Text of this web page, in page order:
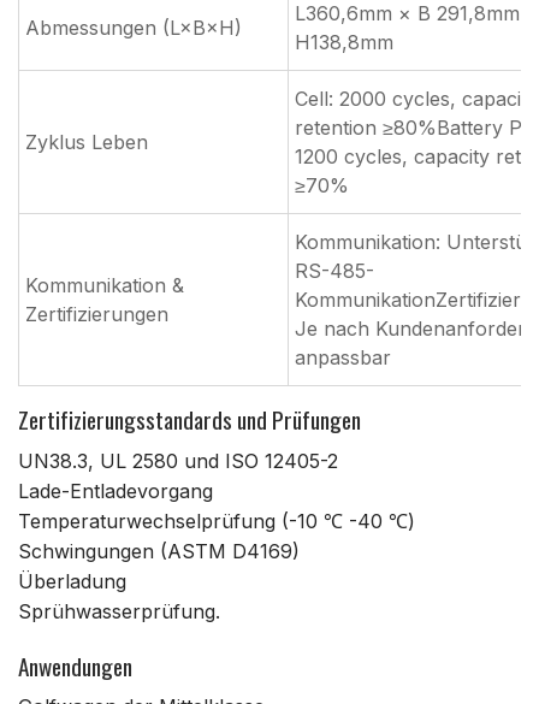
Abmessungen (L×B×H)
L360,6mm × B 291,8mm ×
H138,8mm
Zyklus Leben
Cell: 2000 cycles, capacity
retention ≥80%Battery
1200 cycles, capacity
≥70%
Kommunikation &
Zertifizierungen
Kommunikation:
RS-485-
Je nach
anpassbar
Zertifizierungsstandards und Prüfungen
UN38.3, UL 2580 und ISO 12405-2
Lade-Entladevorgang
Temperaturwechselprüfung (-10 ℃ -40 ℃)
Schwingungen (ASTM D4169)
Überladung
Sprühwasserprüfung.
Anwendungen